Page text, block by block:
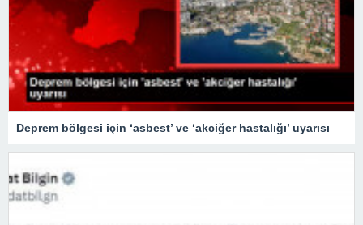
Deprem bölgesi için ‘asbest’ ve ‘akciğer hastalığı’ uyarısı